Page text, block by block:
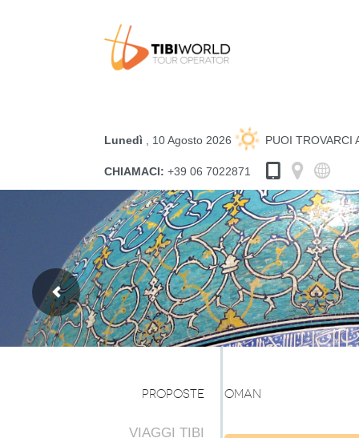
Lunedì , 10 Agosto 2026 PUOI
CHIAMACI: +39 06 7022871
PROPOSTE
VIAGGI TIBI
OMAN